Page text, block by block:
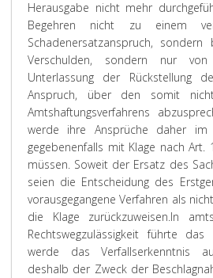
Herausgabe nicht mehr
Begehren nicht zu einem
Schadenersatzanspruch,
Verschulden, sondern nur
Unterlassung der Rückstellung
Anspruch, über den somit
Amtshaftungsverfahrens
werde ihre Ansprüche daher im
gegebenenfalls mit Klage nach Art.
müssen. Soweit der Ersatz des
seien die Entscheidung des
vorausgegangene Verfahren als
die Klage zurückzuweisen.In
Rechtswegzulässigkeit führte das
werde das Verfallserkenntnis
deshalb der Zweck der